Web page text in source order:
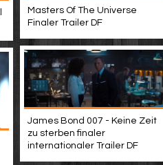
Masters Of The Universe
Finaler Trailer DF
James Bond 007 - Keine Zeit
zu sterben finaler
internationaler Trailer DF